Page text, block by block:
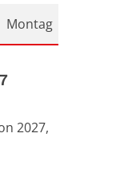
Montag
2027,